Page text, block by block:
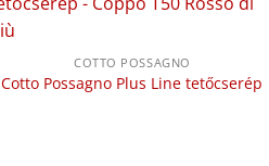
COTTO POSSAGNO
Cotto Possagno Plus Line tetőcserép